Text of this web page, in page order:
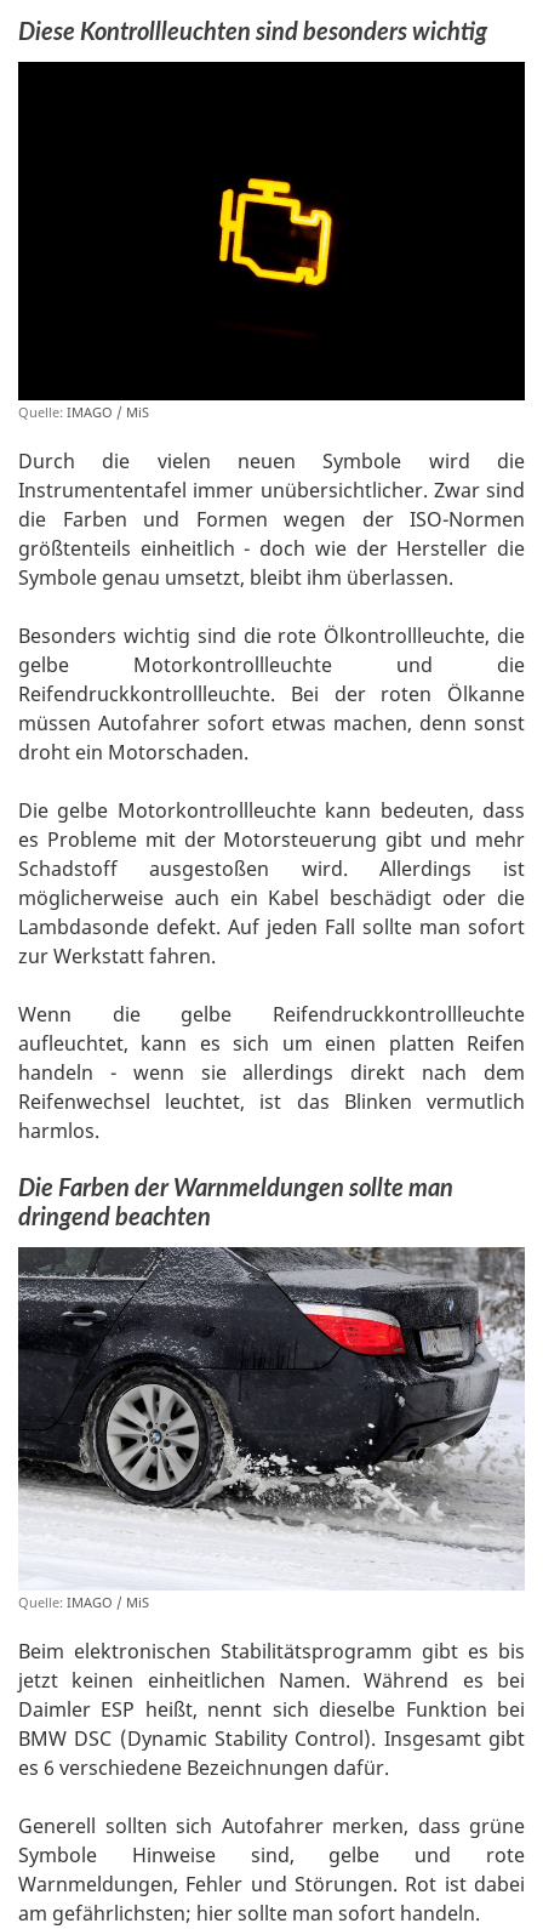
Diese Kontrollleuchten sind besonders wichtig
Quelle: IMAGO / MiS
Durch die vielen neuen Symbole wird die
Instrumententafel immer unübersichtlicher. Zwar sind
die Farben und Formen wegen der ISO-Normen
größtenteils einheitlich - doch wie der Hersteller die
Symbole genau umsetzt, bleibt ihm überlassen.
Besonders wichtig sind die rote Ölkontrollleuchte, die
gelbe Motorkontrollleuchte und die
Reifendruckkontrollleuchte. Bei der roten Ölkanne
müssen Autofahrer sofort etwas machen, denn sonst
droht ein Motorschaden.
Die gelbe Motorkontrollleuchte kann bedeuten, dass
es Probleme mit der Motorsteuerung gibt und mehr
Schadstoff ausgestoßen wird. Allerdings ist
möglicherweise auch ein Kabel beschädigt oder die
Lambdasonde defekt. Auf jeden Fall sollte man sofort
zur Werkstatt fahren.
Wenn die gelbe Reifendruckkontrollleuchte
aufleuchtet, kann es sich um einen platten Reifen
handeln - wenn sie allerdings direkt nach dem
Reifenwechsel leuchtet, ist das Blinken vermutlich
harmlos.
Die Farben der Warnmeldungen sollte man
dringend beachten
Quelle: IMAGO / MiS
Beim elektronischen Stabilitätsprogramm gibt es bis
jetzt keinen einheitlichen Namen. Während es bei
Daimler ESP heißt, nennt sich dieselbe Funktion bei
BMW DSC (Dynamic Stability Control). Insgesamt gibt
es 6 verschiedene Bezeichnungen dafür.
Generell sollten sich Autofahrer merken, dass grüne
Symbole Hinweise sind, gelbe und rote
Warnmeldungen, Fehler und Störungen. Rot ist dabei
am gefährlichsten; hier sollte man sofort handeln.